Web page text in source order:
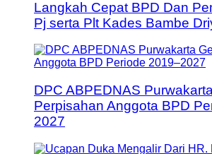
Langkah Cepat BPD Dan
Pj serta Plt Kades Bambe
DPC ABPEDNAS
Perpisahan Anggota BPD
2027